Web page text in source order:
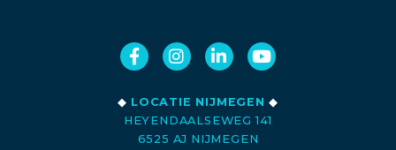
◆ LOCATIE NIJMEGEN ◆
HEYENDAALSEWEG 141
6525 AJ NIJMEGEN